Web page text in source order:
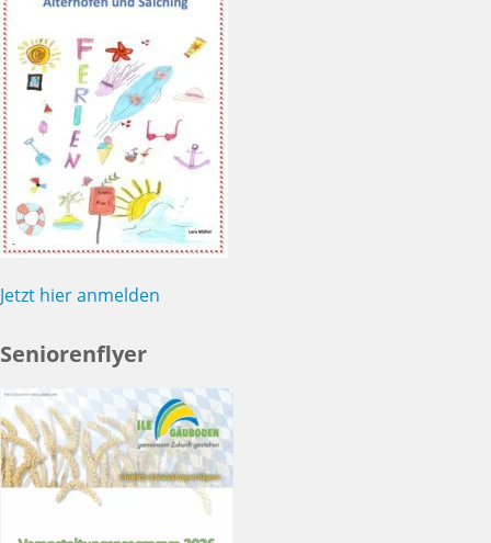
Jetzt hier anmelden
Seniorenflyer